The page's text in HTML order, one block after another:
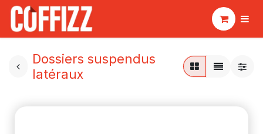
Dossiers suspendus
latéraux